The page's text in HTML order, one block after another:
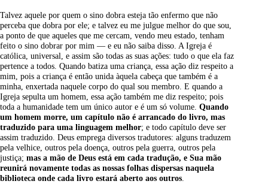
Talvez aquele por quem o sino dobra esteja tão enfermo que não
perceba que dobra por ele; e talvez eu me julgue melhor do que sou,
a ponto de que aqueles que me cercam, vendo meu estado, tenham
feito o sino dobrar por mim — e eu não saiba disso. A Igreja é
católica, universal, e assim são todas as suas ações: tudo o que ela faz
pertence a todos. Quando batiza uma criança, essa ação diz respeito a
mim, pois a criança é então unida àquela cabeça que também é a
minha, enxertada naquele corpo do qual sou membro. E quando a
Igreja sepulta um homem, essa ação também me diz respeito; pois
toda a humanidade tem um único autor e é um só volume. Quando
um homem morre, um capítulo não é arrancado do livro, mas
traduzido para uma linguagem melhor; e todo capítulo deve ser
assim traduzido. Deus emprega diversos tradutores: alguns traduzem
pela velhice, outros pela doença, outros pela guerra, outros pela
justiça; mas a mão de Deus está em cada tradução, e Sua mão
reunirá novamente todas as nossas folhas dispersas naquela
biblioteca onde cada livro estará aberto aos outros.